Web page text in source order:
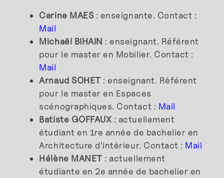
Carine MAES : enseignante. Contact :
Mail
Michaël BIHAIN : enseignant. Référent
pour le master en Mobilier. Contact :
Mail
Arnaud SOHET : enseignant. Référent
pour le master en Espaces
scénographiques. Contact : Mail
Batiste GOFFAUX : actuellement
étudiant en 1re année de bachelier en
Architecture d’intérieur. Contact : Mail
Hélène MANET: actuellement
étudiante en 2e année de bachelier en